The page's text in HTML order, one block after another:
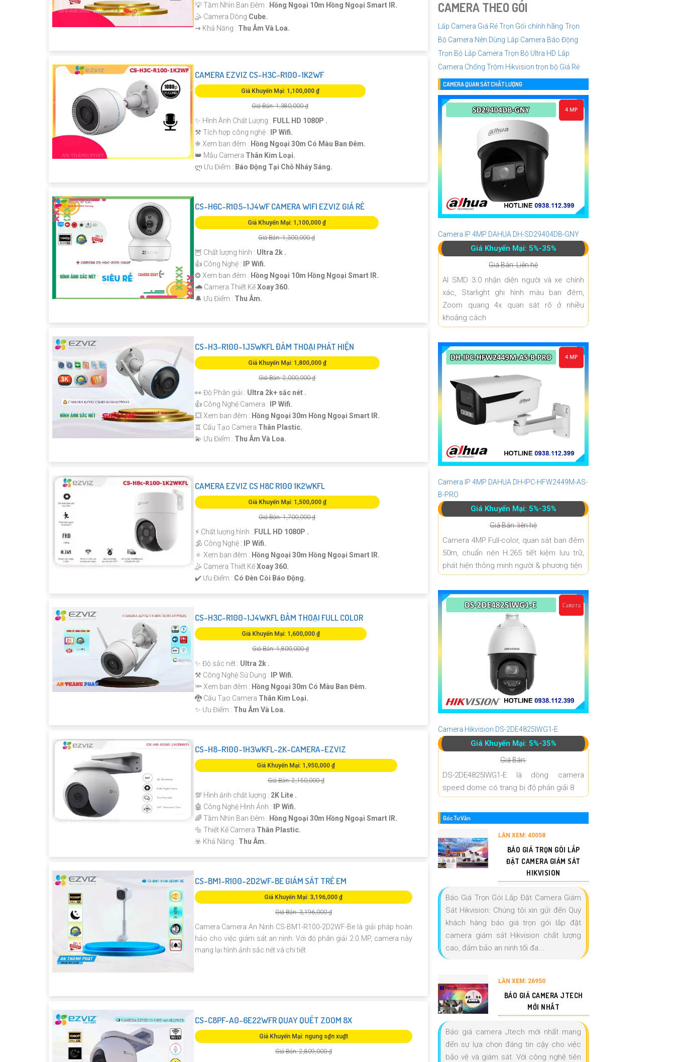
💡 Tầm Nhìn Ban Đêm : Hồng Ngoại 10m Hồng Ngoại Smart IR.
🤹 Camera Dòng Cube.
️⇝ Khả Năng : Thu Âm Và Loa.
CAMERA EZVIZ CS-H3C-R100-1K2WF
Giá Khuyến Mại: 1,100,000 ₫
Giá Bán: 1,380,000 ₫
✨ Hình Ành Chất Lượng : FULL HD 1080P .
⚒ Tích hợp công nghệ :
IP Wifi.
❈ Xem ban đêm : Hồng Ngoại 30m Có Màu Ban Đêm.
👑 Mẫu Camera Thân Kim Loại.
️ლ Ưu Điểm : Báo Động Tại Chỗ Nháy Sáng.
CS-H6C-R105-1J4WF CAMERA WIFI EZVIZ GIÁ RẺ
Giá Khuyến Mại: 1,100,000 ₫
Giá Bán: 1,300,000 ₫
🦉 Chất lượng hình : Ultra 2k .
👍 Công Nghệ :
IP Wifi.
❂ Xem ban đêm : Hồng Ngoại 10m Hồng Ngoại Smart IR.
🌧️ Camera Thiết KếXoay 360.
️🔔 Ưu Điểm : Thu Âm.
CS-H3-R100-1J5WKFL ĐÀM THOẠI PHÁT HIỆN
Giá Khuyến Mại: 1,800,000 ₫
Giá Bán: 2,000,000 ₫
️
👀 Độ Phân giải : Ultra 2k+ sắc nét .
👍 Công Nghệ Camera :
IP Wifi.
💥 Xem ban đêm : Hồng Ngoại 30m Hồng Ngoại Smart IR.
♊ Cấu Tạo Camera Thân Plastic.
️💫 Ưu Điểm : Thu Âm Và Loa.
CAMERA EZVIZ CS H8C R100 1K2WKFL
Giá Khuyến Mại: 1,500,000 ₫
Giá Bán: 1,700,000 ₫
️⚡ Chất lượng hình : FULL HD 1080P .
🕉️ Công Nghệ :
IP Wifi.
🔅 Xem ban đêm : Hồng Ngoại 30m Hồng Ngoại Smart IR.
🤹 Camera Thiết KếXoay 360.
️✔️ Ưu Điểm : Có Đèn Còi Báo Động.
CS-H3C-R100-1J4WKFL ĐÀM THOẠI FULL COLOR
Giá Khuyến Mại: 1,600,000 ₫
Giá Bán: 1,800,000 ₫
✨ Độ sắc nét : Ultra 2k .
⚒ Công Nghệ Sử Dụng :
IP Wifi.
🔦 Xem ban đêm : Hồng Ngoại 30m Có Màu Ban Đêm.
🐉️ Cấu Tạo Camera Thân Kim Loại.
️✨ Ưu Điểm : Thu Âm Và Loa.
CS-H8-R100-1H3WKFL-2K-CAMERA-EZVIZ
Giá Khuyến Mại: 1,950,000 ₫
Giá Bán: 2,150,000 ₫
💯 Hình ảnh chất lượng : 2K Lite .
🤖️ Công Nghệ Hình Ảnh :
IP Wifi.
🌈 Tầm Nhìn Ban Đêm : Hồng Ngoại 30m Hồng Ngoại Smart IR.
🔩 Thiết Kế Camera Thân Plastic.
️☣️ Khả Năng : Thu Âm.
CS-BM1-R100-2D2WF-BE GIÁM SÁT TRẺ EM
Giá Khuyến Mại: 3,196,000 ₫
Giá Bán: 3,196,000 ₫
Camera Camera An Ninh CS-BM1-R100-2D2WF-Be là giải pháp hoàn
hảo cho việc giám sát an ninh. Với độ phân giải 2.0 MP, camera này
mang lại hình ảnh sắc nét và chi tiết
CS-C8PF-A0-6E22WFR QUAY QUÉT ZOOM 8X
Giá Khuyến Mại: ngung s₫n xu₫t
Giá Bán: 2,809,000 ₫
CAMERA THEO GÓI
Lắp Camera Giá Rẻ Trọn Gói chính hãng Trọn
Bộ Camera Nên Dùng
Lắp Camera Báo Động
Trọn Bộ
Lắp Camera Trọn Bộ Ultra HD
Lắp
Camera Chống Trộm Hikvision trọn bộ Giá Rẻ
CAMERA QUAN SÁT CHẤT LƯỢNG
Camera IP 4MP DAHUA DH-SD29404DB-GNY
Giá Khuyến Mại: 5%-35%
Giá Bán: Liên hệ
AI SMD 3.0 nhận diện người và xe chính
xác, Starlight ghi hình màu ban đêm,
Zoom quang 4x quan sát rõ ở nhiều
khoảng cách
Camera IP 4MP DAHUA DH-IPC-HFW2449M-AS-
B-PRO
Giá Khuyến Mại: 5%-35%
Giá Bán: liên hệ
Camera 4MP Full-color, quan sát ban đêm
50m, chuẩn nén H.265 tiết kiệm lưu trữ,
phát hiện thông minh người & phương tiện
Camera Hikvision DS-2DE4825IWG1-E
Giá Khuyến Mại: 5%-35%
Giá Bán:
DS-2DE4825IWG1-E là dòng camera
speed dome có trang bị độ phân giải 8
Góc Tư Vấn
LẦN XEM: 40058
BÁO GIÁ TRỌN GÓI LẮP
ĐẶT CAMERA GIÁM SÁT
HIKVISION
Báo Giá Trọn Gói Lắp Đặt Camera Giám
Sát Hikvision: Chúng tôi xin gửi đến Quý
khách hàng báo giá trọn gói lắp đặt
camera giám sát Hikvision chất lượng
cao, đảm bảo an ninh tối đa...
LẦN XEM: 26950
BÁO GIÁ CAMERA JTECH
MỚI NHẤT
Báo giá camera Jtech mới nhất mang
đến sự lựa chọn đáng tin cậy cho việc
bảo vệ và giám sát. Với công nghệ tiên